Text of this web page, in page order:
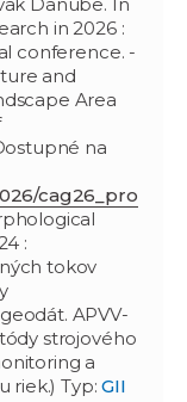
in 2026 :
conference. -
and
Area
na
cag26_pro
:
tokov
APVV-
strojového
a
riek.) Typ:GII